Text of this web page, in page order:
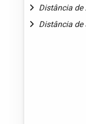
Distância de
Distância de